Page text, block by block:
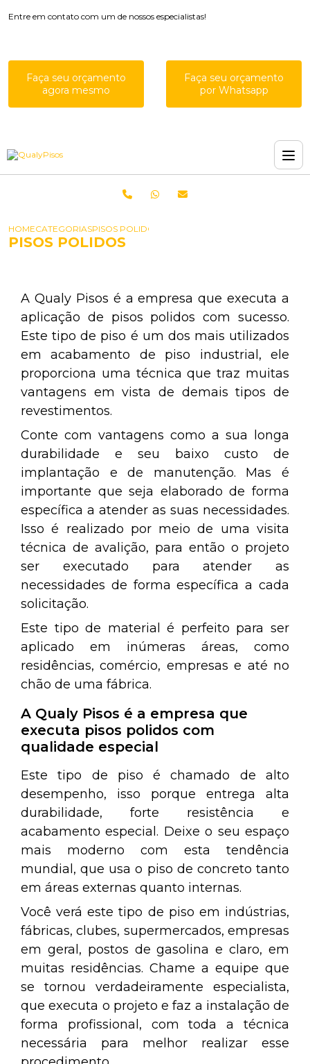
Entre em contato com um de nossos especialistas!
Faça seu orçamento
agora mesmo
Faça seu orçamento
por Whatsapp
HOMECATEGORIASPISOS POLIDOS
PISOS POLIDOS
A Qualy Pisos é a empresa que executa a
aplicação de pisos polidos com sucesso.
Este tipo de piso é um dos mais utilizados
em acabamento de piso industrial, ele
proporciona uma técnica que traz muitas
vantagens em vista de demais tipos de
revestimentos.
Conte com vantagens como a sua longa
durabilidade e seu baixo custo de
implantação e de manutenção. Mas é
importante que seja elaborado de forma
específica a atender as suas necessidades.
Isso é realizado por meio de uma visita
técnica de avalição, para então o projeto
ser executado para atender as
necessidades de forma específica a cada
solicitação.
Este tipo de material é perfeito para ser
aplicado em inúmeras áreas, como
residências, comércio, empresas e até no
chão de uma fábrica.
A Qualy Pisos é a empresa que
executa pisos polidos com
qualidade especial
Este tipo de piso é chamado de alto
desempenho, isso porque entrega alta
durabilidade, forte resistência e
acabamento especial. Deixe o seu espaço
mais moderno com esta tendência
mundial, que usa o piso de concreto tanto
em áreas externas quanto internas.
Você verá este tipo de piso em indústrias,
fábricas, clubes, supermercados, empresas
em geral, postos de gasolina e claro, em
muitas residências. Chame a equipe que
se tornou verdadeiramente especialista,
que executa o projeto e faz a instalação de
forma profissional, com toda a técnica
necessária para melhor realizar esse